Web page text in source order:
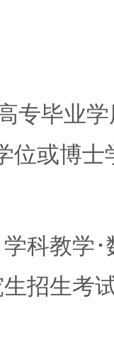
毕业学
位或博士
科教学･
招生考